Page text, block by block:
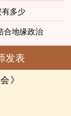
有多少
合地缘政治
发表
》